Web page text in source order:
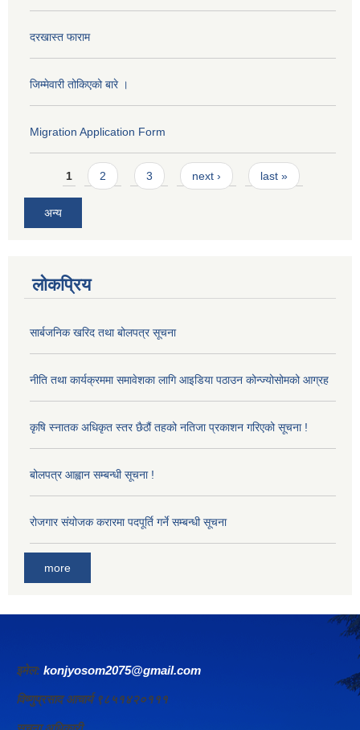
दरखास्त फाराम
जिम्मेवारी तोकिएको बारे ।
Migration Application Form
Pages
1 2 3 next › last »
अन्य
लोकप्रिय
सार्बजनिक खरिद तथा बोलपत्र सूचना
नीति तथा कार्यक्रममा समावेशका लागि आइडिया पठाउन कोन्ज्योसोमको आग्रह
कृषि स्नातक अधिकृत स्तर छैठौं तहको नतिजा प्रकाशन गरिएको सूचना !
बोलपत्र आह्वान सम्बन्धी सूचना !
रोजगार संयोजक करारमा पदपूर्ति गर्ने सम्बन्धी सूचना
more
इमेल: konjyosom2075@gmail.com
विष्णुप्रसाद आचार्य ९८५१४२०१११